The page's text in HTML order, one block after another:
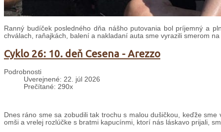
Ranný budíček posledného dňa nášho putovania bol príjemný a
chválach, raňajkách, balení a nakladaní auta sme vyrazili smerom
Cyklo 26: 10. deň Cesena - Arezzo
Podrobnosti
Uverejnené: 22. júl 2026
Prečítané: 290x
Dnes ráno sme sa zobudili tak trochu s malou dušičkou, keďže
omši a vrelej rozlúčke s bratmi kapucínmi, ktorí nás láskavo prijali,